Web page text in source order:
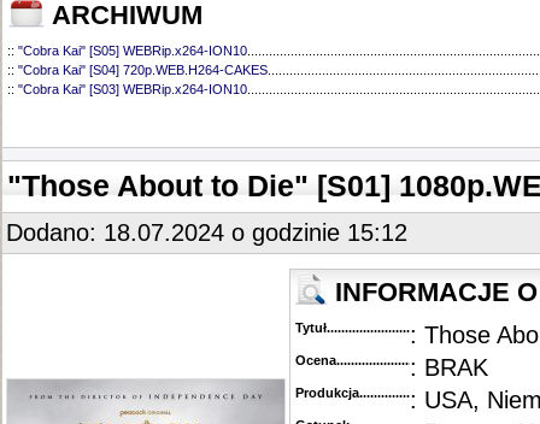
ARCHIWUM
:: "Cobra Kai" [S05] WEBRip.x264-ION10
:: "Cobra Kai" [S04] 720p.WEB.H264-CAKES
:: "Cobra Kai" [S03] WEBRip.x264-ION10
::"Cobra Kai" [S01] DVDRip.x264-PFa
::"Cobra Kai" [S02] WEBRip.x264-iNSPiRiT
::"Cobra Kai" [S01] WEB.h264-CONVOY
"Those About to Die" [S01]
Dodano: 18.07.2024 o godzinie 15:12
INFORMACJE
Tytuł............................................
: Those
Ocena.............................................
: BRAK
Produkcja.........................................
: USA,